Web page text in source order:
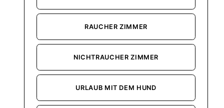
RAUCHER ZIMMER
NICHTRAUCHER ZIMMER
URLAUB MIT DEM HUND